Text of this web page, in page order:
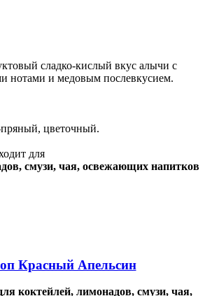
сладко-кислый вкус алычи с
нотами и медовым послевкусием.
цветочный.
для
смузи, чая, освежающих напитков
Красный Апельсин
коктейлей, лимонадов, смузи, чая,